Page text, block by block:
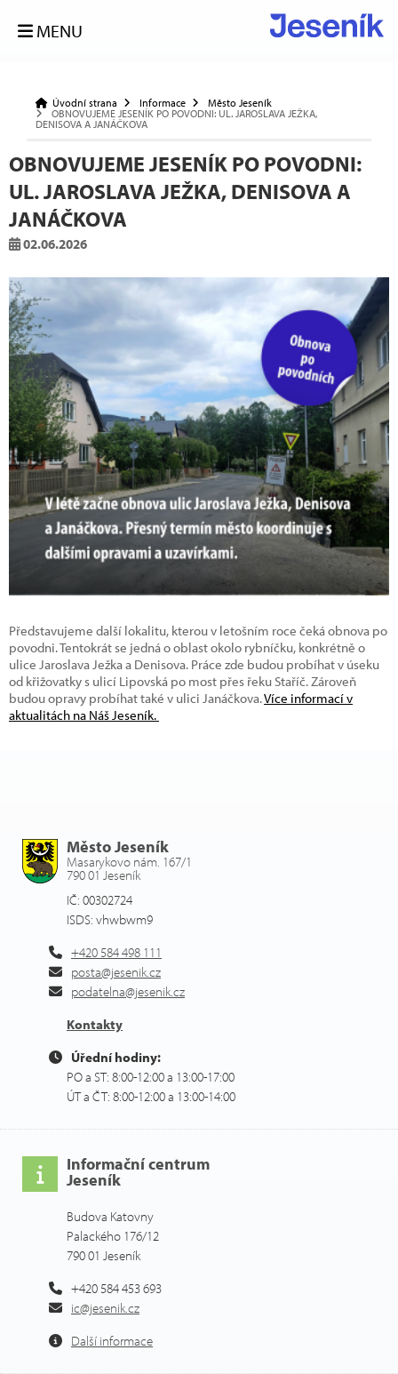
MENU
Úvodní strana Informace
Město Jeseník
OBNOVUJEME JESENÍK PO POVODNI: UL. JAROSLAVA JEŽKA,
DENISOVA A JANÁČKOVA
OBNOVUJEME JESENÍK PO POVODNI:
UL. JAROSLAVA JEŽKA, DENISOVA A
JANÁČKOVA
02.06.2026
Představujeme další lokalitu, kterou v letošním roce čeká obnova po
povodni. Tentokrát se jedná o oblast okolo rybníčku, konkrétně o
ulice Jaroslava Ježka a Denisova. Práce zde budou probíhat v úseku
od křižovatky s ulicí Lipovská po most přes řeku Staříč. Zároveň
budou opravy probíhat také v ulici Janáčkova.Více informací v
aktualitách na Náš Jeseník.
Město Jeseník
Masarykovo nám. 167/1
790 01 Jeseník
IČ: 00302724
ISDS: vhwbwm9
+420 584 498 111
posta@jesenik.cz
podatelna@jesenik.cz
Kontakty
Úřední hodiny:
PO a ST: 8:00-12:00 a 13:00-17:00
ÚT a ČT: 8:00-12:00 a 13:00-14:00
Informační centrum
Jeseník
Budova Katovny
Palackého 176/12
790 01 Jeseník
+420 584 453 693
ic@jesenik.cz
Další informace